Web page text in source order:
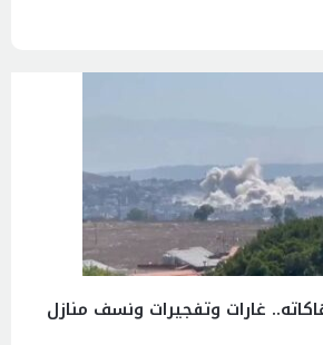
غارات وتفجيرات ونسف منازل